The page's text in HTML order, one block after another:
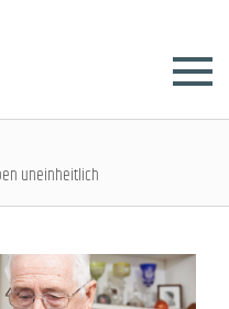
uneinheitlich